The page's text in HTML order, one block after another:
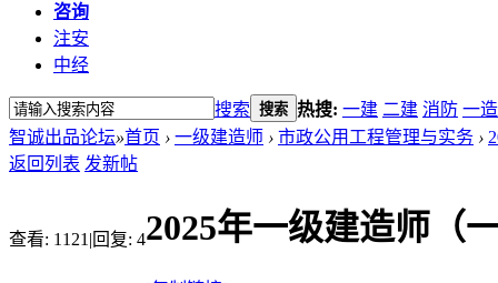
咨询
注安
中经
搜索 搜索 热搜: 一建 二建 消防 一造
智诚出品论坛»首页 › 一级建造师 › 市政公用工程管理与实务 ›
返回列表 发新帖
查看: 1121 |回复: 42025年一级建造师（